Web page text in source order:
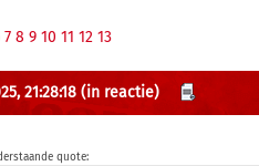
7 8 9 10 11 12 13
21:28:18 (in reactie)
quote: